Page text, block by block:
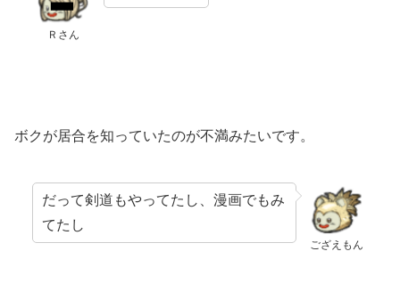
Ｒさん
ボクが居合を知っていたのが不満みたいです。
ござえもん
だって剣道もやってたし、漫画でもみ
てたし